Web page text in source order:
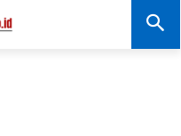
SEPUTAR JATIM
Portal Informasi Dan